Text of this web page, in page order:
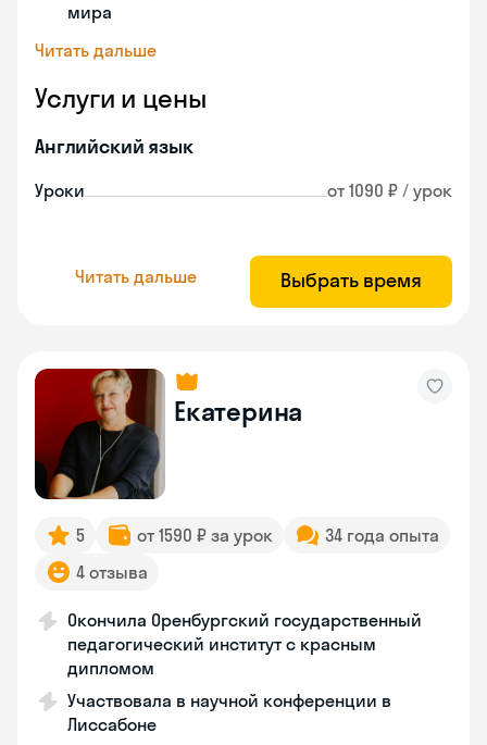
мира
Читать дальше
Услуги и цены
Английский язык
Уроки от 1090 ₽ / урок
Читать дальше Выбрать время
Екатерина
5 от 1590 ₽ за урок
34 года опыта
4 отзыва
Окончила Оренбургский государственный
педагогический институт с красным
дипломом
Участвовала в научной конференции в
Лиссабоне